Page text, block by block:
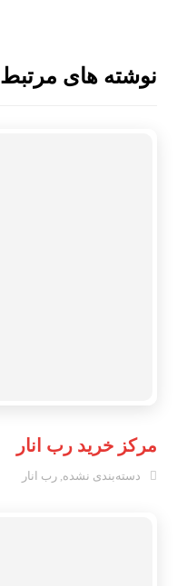
نوشته های مرتبط
مرکز خرید رب انار
دسته‌بندی نشده,رب انار